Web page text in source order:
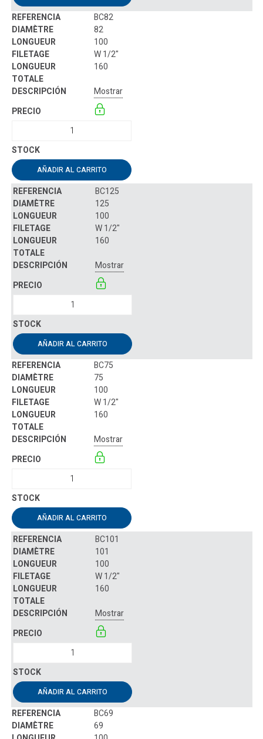
BC82
82
100
W 1/2"
160
Mostrar
AÑADIR AL CARRITO
BC125
125
100
W 1/2"
160
Mostrar
AÑADIR AL CARRITO
BC75
75
100
W 1/2"
160
Mostrar
AÑADIR AL CARRITO
BC101
101
100
W 1/2"
160
Mostrar
AÑADIR AL CARRITO
BC69
69